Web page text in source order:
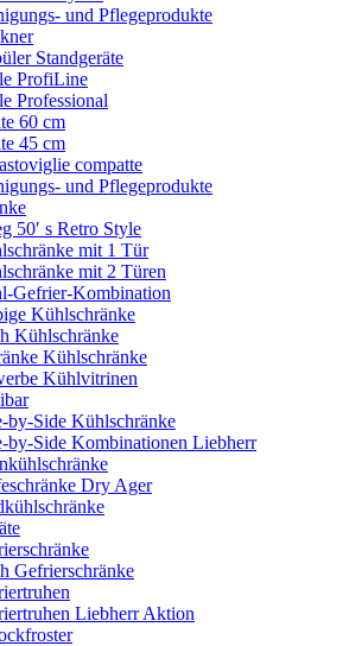
und Pflegeprodukte
Standgeräte
ProfiLine
Professional
60 cm
45 cm
compatte
und Pflegeprodukte
50′ s Retro Style
mit 1 Tür
mit 2 Türen
Gefrier-Kombination
Kühlschränke
Kühlschränke
Kühlschränke
Kühlvitrinen
by-Side Kühlschränke
by-Side Kombinationen Liebherr
Dry Ager
Gefrierschränke
Liebherr Aktion